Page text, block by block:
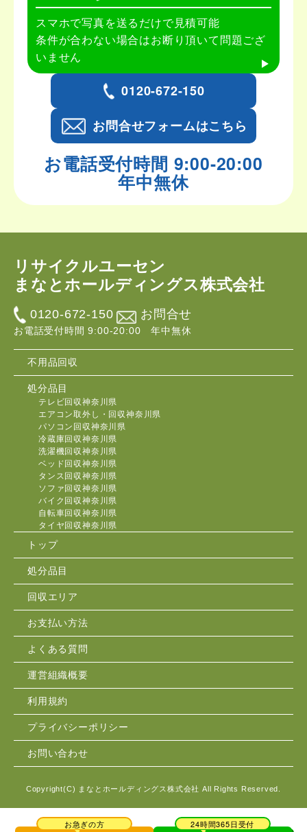
スマホで写真を送るだけで見積可能
条件が合わない場合はお断り頂いて問題ござ
いません
0120-672-150
お問合せフォームはこちら
お電話受付時間 9:00-20:00
年中無休
お急ぎの方 24時間365日受付
リサイクルユーセン
まなとホールディングス株式会社
0120-672-150 お問合せ
お電話受付時間 9:00-20:00 年中無休
不用品回収
処分品目
テレビ回収神奈川県
エアコン取外し・回収神奈川県
パソコン回収神奈川県
冷蔵庫回収神奈川県
洗濯機回収神奈川県
ベッド回収神奈川県
タンス回収神奈川県
ソファ回収神奈川県
バイク回収神奈川県
自転車回収神奈川県
タイヤ回収神奈川県
トップ
処分品目
回収エリア
お支払い方法
よくある質問
運営組織概要
利用規約
プライバシーポリシー
お問い合わせ
Copyright(C) まなとホールディングス株式会社 All Rights Reserved.